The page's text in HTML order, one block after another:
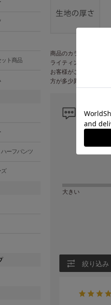
商品のカラーについて
ライティング等により
お客様がご覧になって
方が多少異なる場合が
レ
大きい
絞り込み
ト商品
ーフパンツ
ズ